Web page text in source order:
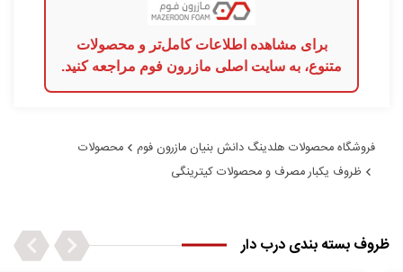
برای مشاهده اطلاعات کامل‌تر و محصولات
متنوع، به سایت اصلی مازرون فوم مراجعه کنید.
فروشگاه محصولات هلدینگ دانش بنیان مازرون فوم
محصولات
ظروف یکبار مصرف و محصولات کیترینگی
ظروف بسته بندی درب دار Previous
Next